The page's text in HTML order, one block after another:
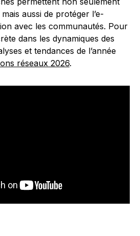
aussi de protéger l’e-
avec les communautés. Pour
dans les dynamiques des
et tendances de l’année
réseaux 2026.